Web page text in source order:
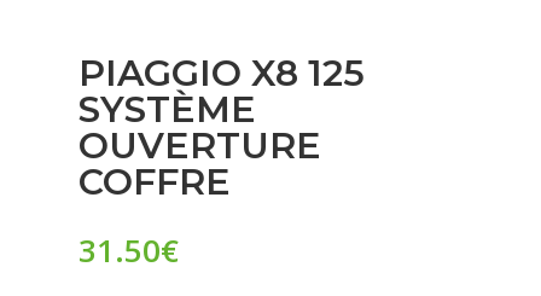
PIAGGIO X8 125
SYSTÈME
OUVERTURE
COFFRE
31.50€